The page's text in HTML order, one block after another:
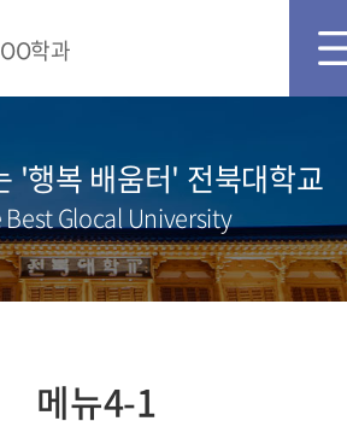
OO학과
'행복 배움터' 전북대학교
Glocal University
메뉴4-1